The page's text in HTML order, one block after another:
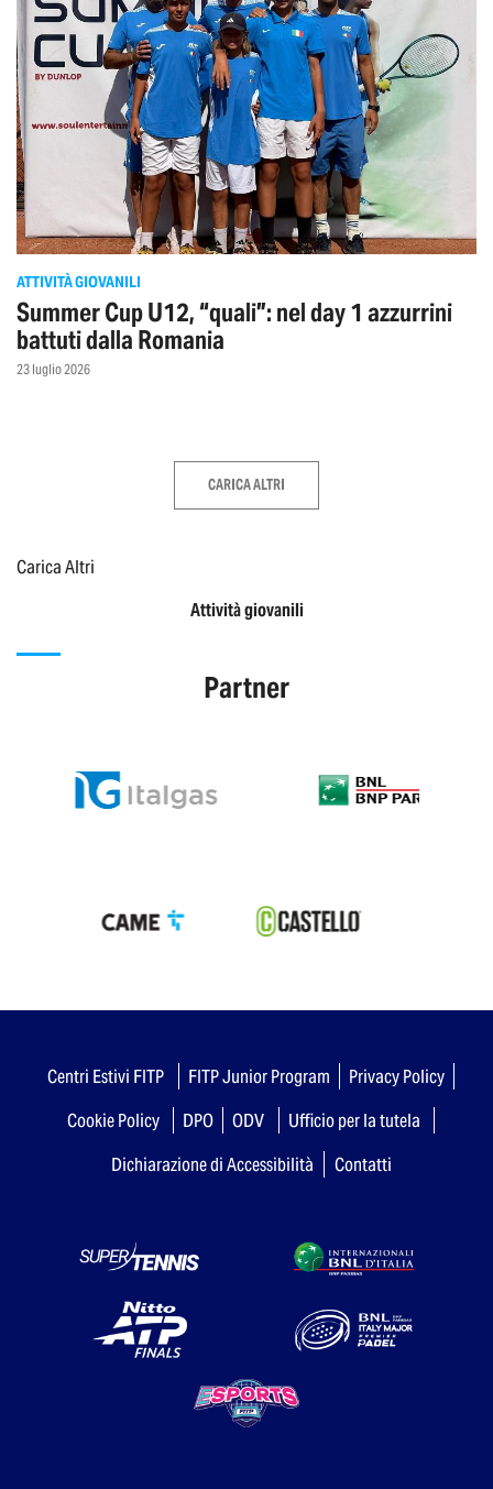
ATTIVITÀ GIOVANILI
Summer Cup U12, “quali”: nel day 1 azzurrini
battuti dalla Romania
23 luglio 2026
CARICA ALTRI
Carica Altri
Attività giovanili
Partner
Centri Estivi FITP FITP Junior Program
Privacy Policy
Cookie Policy
DPO ODV
Ufficio per la tutela
Dichiarazione di Accessibilità
Contatti